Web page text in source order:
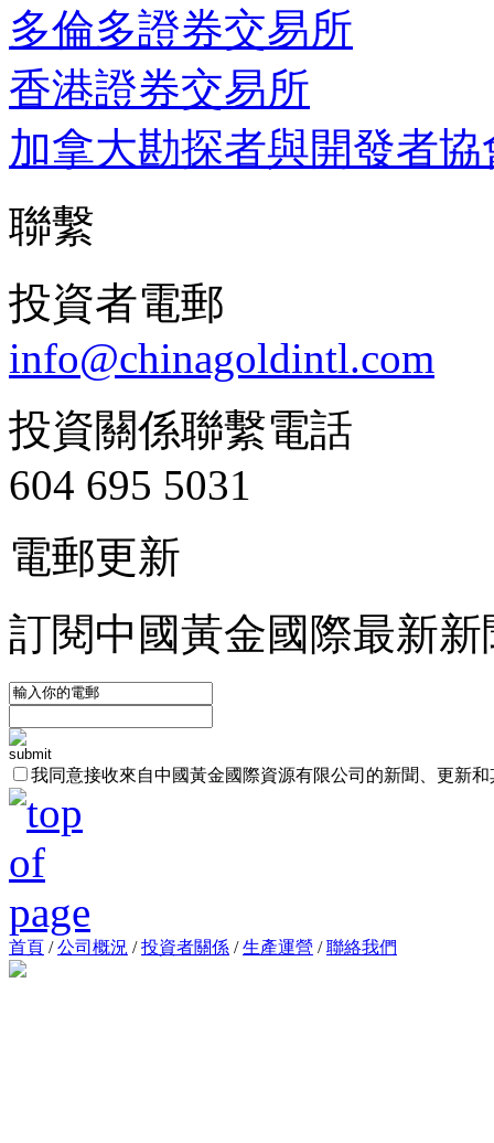
多倫多證券交易所
香港證券交易所
加拿大勘探者與開發者協
聯繫
投資者電郵
info@chinagoldintl.com
投資關係聯繫電話
604 695 5031
電郵更新
訂閱中國黃金國際最新新
我同意接收來自中國黃金國際資源有限公司的新聞、更新
首頁 /公司概況 /投資者關係 /生產運營 /聯絡我們